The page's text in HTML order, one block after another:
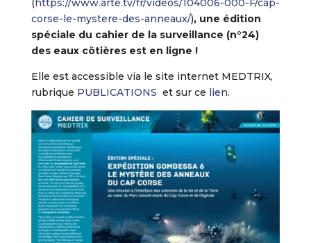
(https://www.arte.tv/fr/videos/104006-000-F/cap-
corse-le-mystere-des-anneaux/), une édition
spéciale du cahier de la surveillance (n°24)
des eaux côtières est en ligne !
Elle est accessible via le site internet MEDTRIX,
rubrique PUBLICATIONS et sur ce lien.